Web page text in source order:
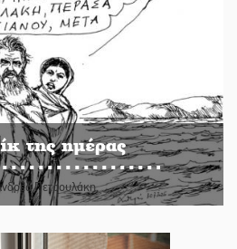
της ημέρας
Πετρουλάκη